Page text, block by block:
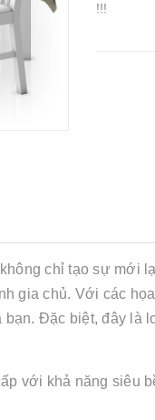
!!!
chỉ tạo sự mới
gia chủ. Với các
bạn. Đặc biệt, đây
với khả năng siêu